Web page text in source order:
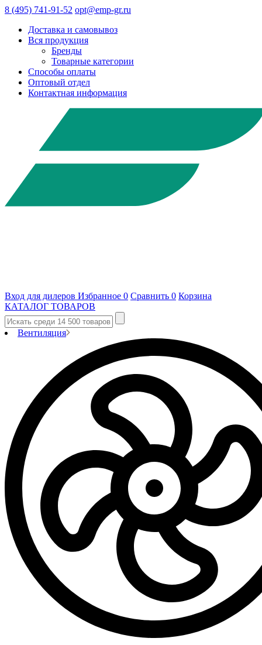
8 (495) 741-91-52 opt@emp-gr.ru
Доставка и самовывоз
Вся продукция
Бренды
Товарные категории
Способы оплаты
Оптовый отдел
Контактная информация
Вход для дилеров Избранное 0 Сравнить 0 Корзина
КАТАЛОГ ТОВАРОВ
Вентиляция